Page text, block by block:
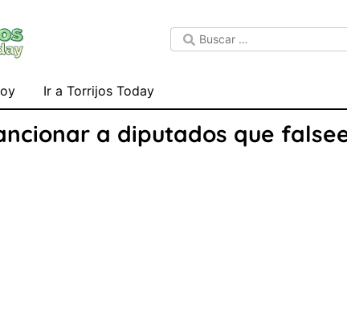
Ir a Torrijos Today
a diputados que